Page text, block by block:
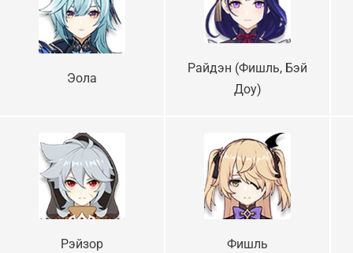
Эола
Райдэн (Фишль, Бэй
Доу)
Рэйзор Фишль